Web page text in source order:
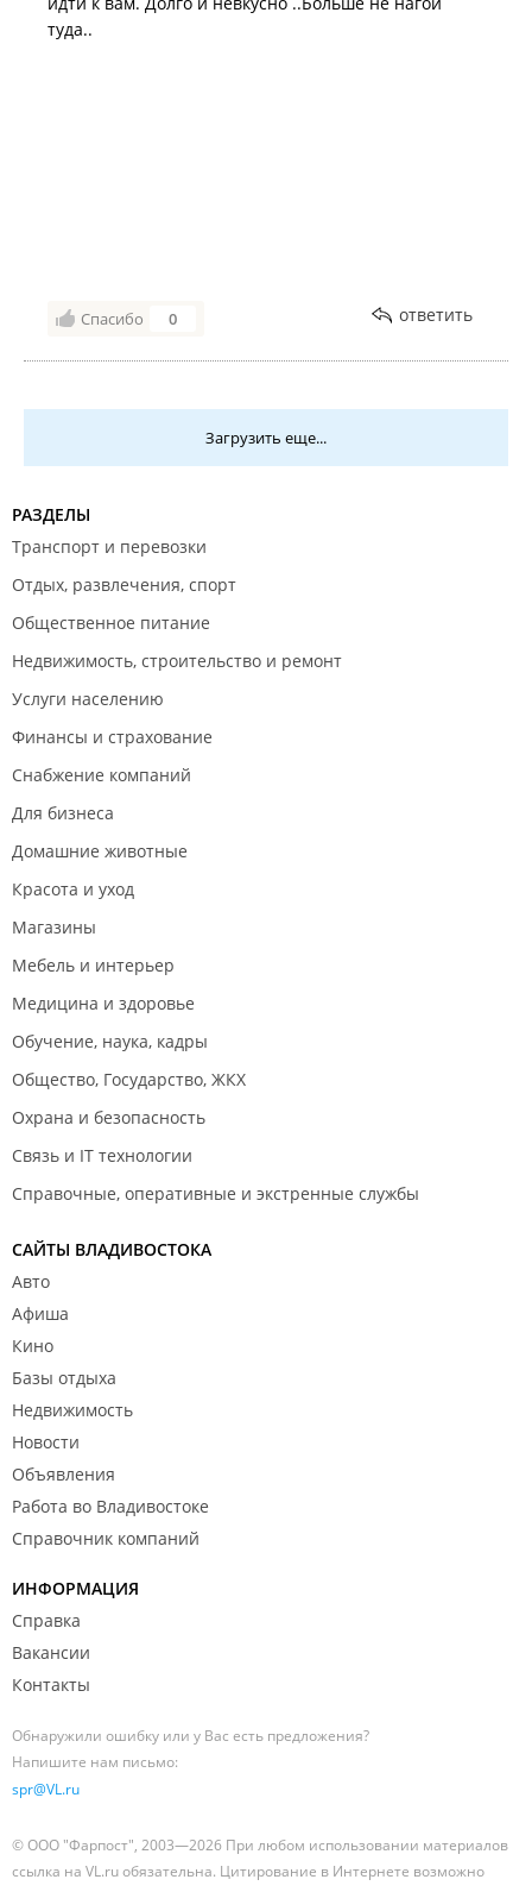
туда..
Спасибо 0 ответить
Загрузить еще...
РАЗДЕЛЫ
Транспорт и перевозки
Отдых, развлечения, спорт
Общественное питание
Недвижимость, строительство и ремонт
Услуги населению
Финансы и страхование
Снабжение компаний
Для бизнеса
Домашние животные
Красота и уход
Магазины
Мебель и интерьер
Медицина и здоровье
Обучение, наука, кадры
Общество, Государство, ЖКХ
Охрана и безопасность
Связь и IT технологии
Справочные, оперативные и экстренные службы
САЙТЫ ВЛАДИВОСТОКА
Авто
Афиша
Кино
Базы отдыха
Недвижимость
Новости
Объявления
Работа во Владивостоке
Справочник компаний
ИНФОРМАЦИЯ
Справка
Вакансии
Контакты
Обнаружили ошибку или у Вас есть предложения?
Напишите нам письмо:
spr@VL.ru
© ООО "Фарпост", 2003—2026 При любом использовании материалов
ссылка на VL.ru обязательна. Цитирование в Интернете возможно